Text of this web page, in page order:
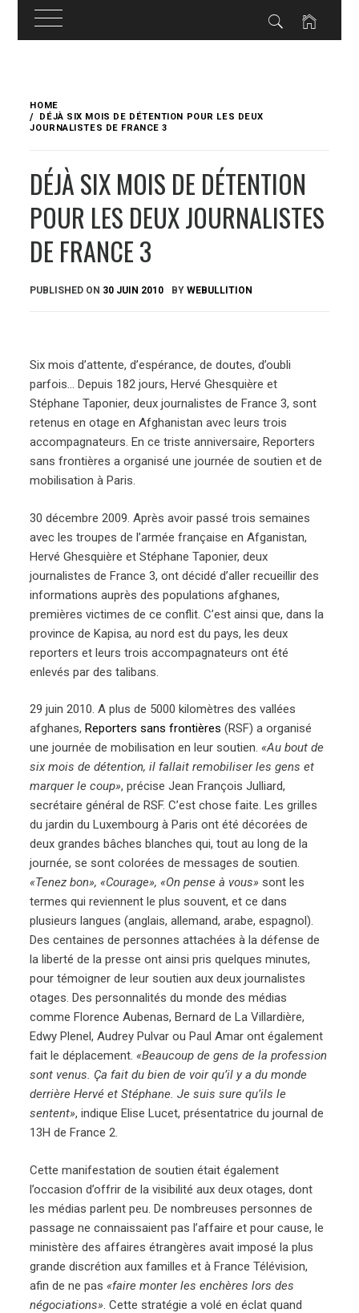
content
HOME
DÉJÀ SIX MOIS DE DÉTENTION POUR LES DEUX
JOURNALISTES DE FRANCE 3
DÉJÀ SIX MOIS DE DÉTENTION
POUR LES DEUX JOURNALISTES
DE FRANCE 3
PUBLISHED ON 30 JUIN 2010 BYWEBULLITION
Six mois d’attente, d’espérance, de doutes, d’oubli
parfois… Depuis 182 jours, Hervé Ghesquière et
Stéphane Taponier, deux journalistes de France 3, sont
retenus en otage en Afghanistan avec leurs trois
accompagnateurs. En ce triste anniversaire, Reporters
sans frontières a organisé une journée de soutien et de
mobilisation à Paris.
30 décembre 2009. Après avoir passé trois semaines
avec les troupes de l’armée française en Afganistan,
Hervé Ghesquière et Stéphane Taponier, deux
journalistes de France 3, ont décidé d’aller recueillir des
informations auprès des populations afghanes,
premières victimes de ce conflit. C’est ainsi que, dans la
province de Kapisa, au nord est du pays, les deux
reporters et leurs trois accompagnateurs ont été
enlevés par des talibans.
29 juin 2010. A plus de 5000 kilomètres des vallées
afghanes,Reporters sans frontières (RSF) a organisé
une journée de mobilisation en leur soutien.«Au bout de
six mois de détention, il fallait remobiliser les gens et
marquer le coup», précise Jean François Julliard,
secrétaire général de RSF. C’est chose faite. Les grilles
du jardin du Luxembourg à Paris ont été décorées de
deux grandes bâches blanches qui, tout au long de la
journée, se sont colorées de messages de soutien.
«Tenez bon», «Courage», «On pense à vous» sont les
termes qui reviennent le plus souvent, et ce dans
plusieurs langues (anglais, allemand, arabe, espagnol).
Des centaines de personnes attachées à la défense de
la liberté de la presse ont ainsi pris quelques minutes,
pour témoigner de leur soutien aux deux journalistes
otages. Des personnalités du monde des médias
comme Florence Aubenas, Bernard de La Villardière,
Edwy Plenel, Audrey Pulvar ou Paul Amar ont également
fait le déplacement.«Beaucoup de gens de la profession
sont venus. Ça fait du bien de voir qu’il y a du monde
derrière Hervé et Stéphane. Je suis sure qu’ils le
sentent», indique Elise Lucet, présentatrice du journal de
13H de France 2.
Cette manifestation de soutien était également
l’occasion d’offrir de la visibilité aux deux otages, dont
les médias parlent peu. De nombreuses personnes de
passage ne connaissaient pas l’affaire et pour cause, le
ministère des affaires étrangères avait imposé la plus
grande discrétion aux familles et à France Télévision,
afin de ne pas«faire monter les enchères lors des
négociations» . Cette stratégie a volé en éclat quand